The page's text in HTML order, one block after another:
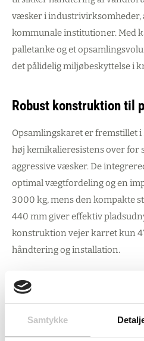
Samtykke
væsker i
kommunale institutioner. Med
palletanke og et
det pålidelig miljøbeskyttelse i
Robust konstruktion til
Opsamlingskaret er fremstillet
høj kemikalieresistens over for
aggressive væsker. De
optimal vægtfordeling og en
3000 kg, mens den kompakte
440 mm giver effektiv
konstruktion vejer karret kun
håndtering og installation.
Praktisk mobilitet og
Karret kan flyttes sikkert med
når det er tomt, og kan stables